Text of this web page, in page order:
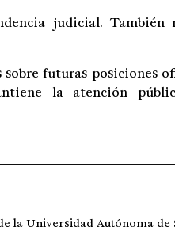
judicial. También
futuras posiciones
la atención
la Universidad Autónoma de